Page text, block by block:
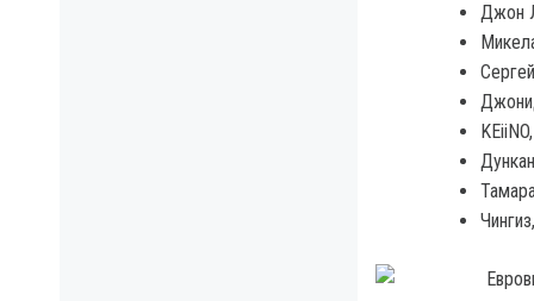
Джон